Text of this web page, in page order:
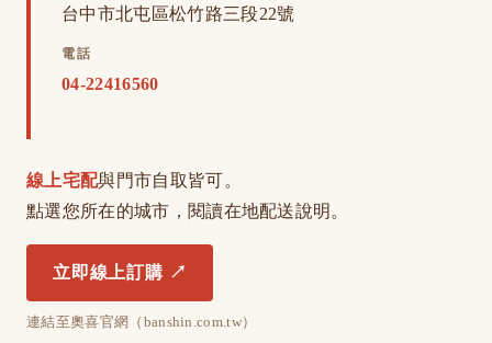
台中市北屯區松竹路三段22號
電話
04-22416560
線上宅配與門市自取皆可。
點選您所在的城市，閱讀在地配送說明。
立即線上訂購 ↗
連結至奧喜官網（banshin.com.tw）